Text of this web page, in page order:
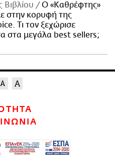
Ο «Καθρέφτης»
στην κορυφή της
Τι τον ξεχώρισε
στα μεγάλα best sellers;